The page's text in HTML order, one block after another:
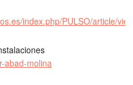
index.php/PULSO/article/
abad-molina